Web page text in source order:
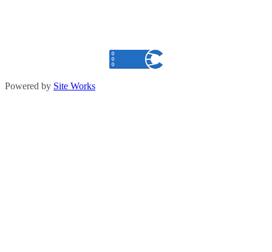
Powered by Site Works